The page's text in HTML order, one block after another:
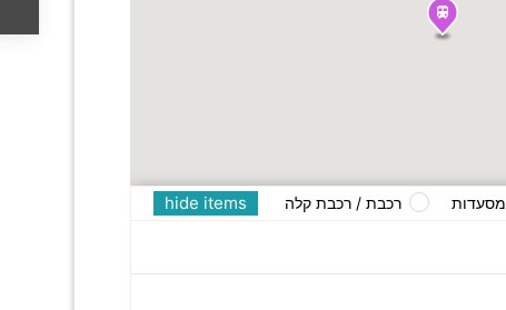
hide items מסעדות רכבת / רכבת קלה